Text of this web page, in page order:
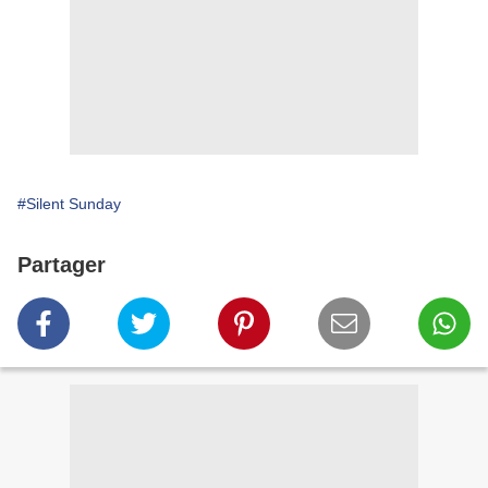
#Silent Sunday
Partager